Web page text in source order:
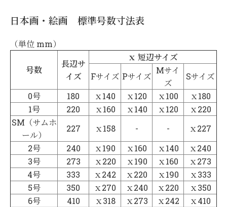
日本画・絵画 標準号数寸法表
（単位 mm）
号数
長辺サ
イズ
ｘ 短辺サイズ
Fサイズ Pサイズ
Mサイ
ズ
Sサイズ
0号
180 ｘ140 ｘ120 ｘ100
ｘ180
1号
220 ｘ160 ｘ140 ｘ120
ｘ220
SM（サムホ
ール）
227 ｘ158 - -
ｘ227
2号
240 ｘ190 ｘ160 ｘ140
ｘ240
3号
273 ｘ220 ｘ190 ｘ160
ｘ273
4号
333 ｘ242 ｘ220 ｘ190
ｘ333
5号
350 ｘ270 ｘ240 ｘ220
ｘ350
6号
410 ｘ318 ｘ273 ｘ242
ｘ410